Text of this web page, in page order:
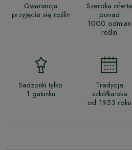
Gwarancja
przyjęcia się roślin
Szeroka oferta
ponad
1000 odmian
roślin
Sadzonki tylko
1 gatunku
Tradycja
szkółkarska
od 1953 roku